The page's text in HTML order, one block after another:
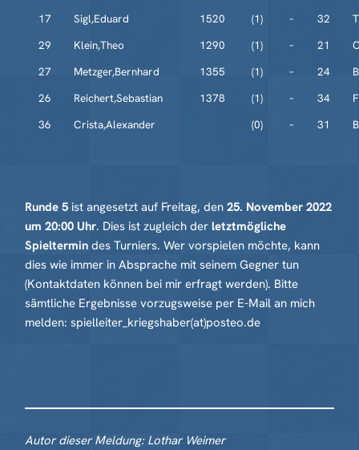
17
Sigl,Eduard 1520 (1) – 32
29
Klein,Theo 1290 (1) – 21
27
Metzger,Bernhard 1355 (1) – 24
26
Reichert,Sebastian 1378 (1) – 34
36
Crista,Alexander (0) – 31
Runde 5 ist angesetzt auf Freitag, den 25. November 2022
um 20:00 Uhr. Dies ist zugleich der letztmögliche
Spieltermin des Turniers. Wer vorspielen möchte, kann
dies wie immer in Absprache mit seinem Gegner tun
(Kontaktdaten können bei mir erfragt werden). Bitte
sämtliche Ergebnisse vorzugsweise per E-Mail an mich
melden: spielleiter_kriegshaber(at)posteo.de
Autor dieser Meldung: Lothar Weimer